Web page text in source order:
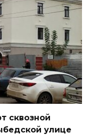
сквозной
улице